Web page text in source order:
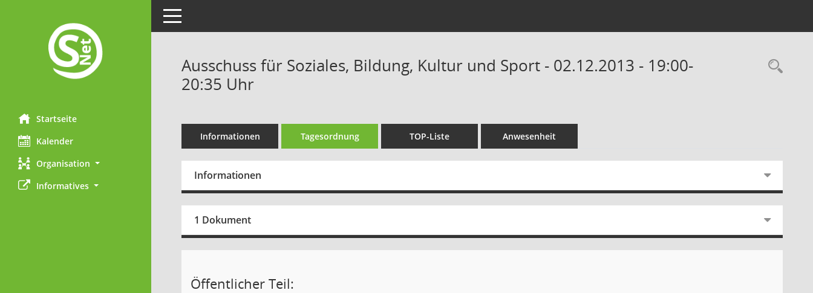
Startseite
Kalender
Organisation
Informatives
Toggle navigation
Ausschuss für Soziales, Bildung, Kultur und Sport - 02.12.2013 - 19:00-
20:35 Uhr
Informationen Tagesordnung TOP-Liste Anwesenheit
Informationen
1 Dokument
Öffentlicher Teil: